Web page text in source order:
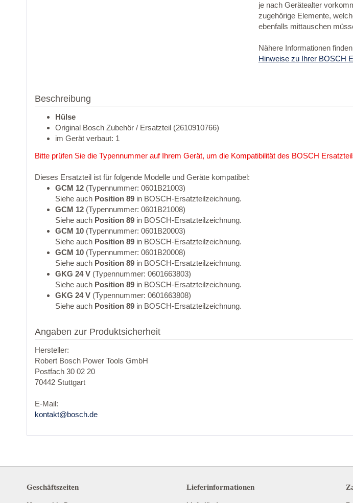
je nach Gerätealter
zugehörige Elemente,
ebenfalls mittauschen
Nähere Informationen
Hinweise zu Ihrer BOSCH
Beschreibung
Hülse
Original Bosch Zubehör / Ersatzteil (2610910766)
im Gerät verbaut: 1
Bitte prüfen Sie die Typennummer auf Ihrem Gerät, um die Kompatibilität des BOSCH
Dieses Ersatzteil ist für folgende Modelle und Geräte kompatibel:
GCM 12 (Typennummer: 0601B21003)
Siehe auch Position 89 in BOSCH-Ersatzteilzeichnung.
GCM 12 (Typennummer: 0601B21008)
Siehe auch Position 89 in BOSCH-Ersatzteilzeichnung.
GCM 10 (Typennummer: 0601B20003)
Siehe auch Position 89 in BOSCH-Ersatzteilzeichnung.
GCM 10 (Typennummer: 0601B20008)
Siehe auch Position 89 in BOSCH-Ersatzteilzeichnung.
GKG 24 V (Typennummer: 0601663803)
Siehe auch Position 89 in BOSCH-Ersatzteilzeichnung.
GKG 24 V (Typennummer: 0601663808)
Siehe auch Position 89 in BOSCH-Ersatzteilzeichnung.
Angaben zur Produktsicherheit
Hersteller:
Robert Bosch Power Tools GmbH
Postfach 30 02 20
70442 Stuttgart
E-Mail:
kontakt@bosch.de
Geschäftszeiten Lieferinformationen